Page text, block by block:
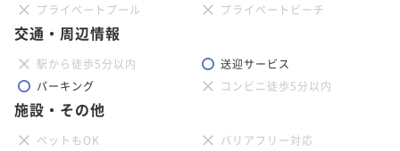
プライベートプール
プライベートビーチ
交通・周辺情報
駅から徒歩5分以内
送迎サービス
パーキング
コンビニ徒歩5分以内
施設・その他
ペットもOK
バリアフリー対応